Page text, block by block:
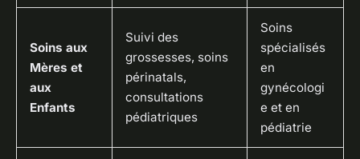
Soins aux
Mères et
aux
Enfants
Suivi des
grossesses, soins
périnatals,
consultations
pédiatriques
Soins
spécialisés
en
gynécologi
e et en
pédiatrie